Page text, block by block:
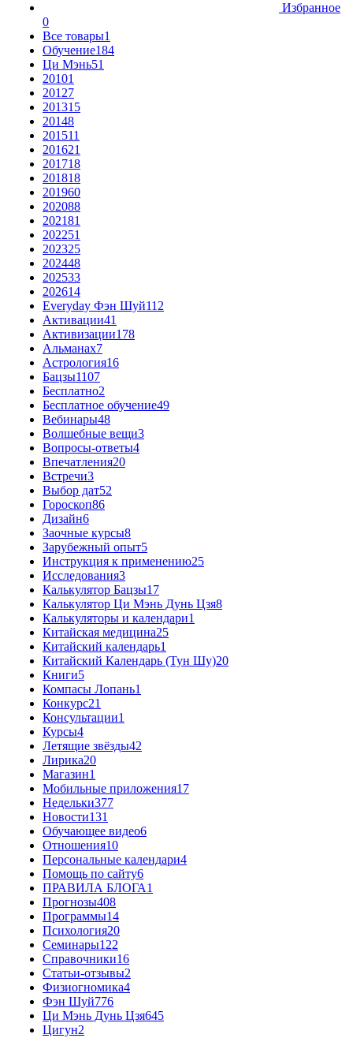
Избранное
0
Все товары1
Обучение184
Ци Мэнь51
20101
20127
201315
20148
201511
201621
201718
201818
201960
202088
202181
202251
202325
202448
202533
202614
Everyday Фэн Шуй112
Активации41
Активизации178
Альманах7
Астрология16
Бацзы1107
Бесплатно2
Бесплатное обучение49
Вебинары48
Волшебные вещи3
Вопросы-ответы4
Впечатления20
Встречи3
Выбор дат52
Гороскоп86
Дизайн6
Заочные курсы8
Зарубежный опыт5
Инструкция к применению25
Исследования3
Калькулятор Бацзы17
Калькулятор Ци Мэнь Дунь Цзя8
Калькуляторы и календари1
Китайская медицина25
Китайский календарь1
Китайский Календарь (Тун Шу)20
Книги5
Компасы Лопань1
Конкурс21
Консультации1
Курсы4
Летящие звёзды42
Лирика20
Магазин1
Мобильные приложения17
Недельки377
Новости131
Обучающее видео6
Отношения10
Персональные календари4
Помощь по сайту6
ПРАВИЛА БЛОГА1
Прогнозы408
Программы14
Психология20
Семинары122
Справочники16
Статьи-отзывы2
Физиогномика4
Фэн Шуй776
Ци Мэнь Дунь Цзя645
Цигун2